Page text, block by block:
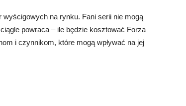
na rynku. Fani serii nie mogą
powraca – ile będzie kosztować Forza
i czynnikom, które mogą wpływać na jej